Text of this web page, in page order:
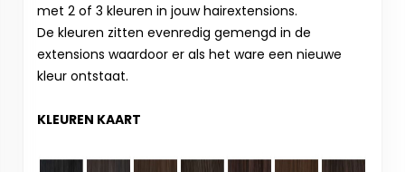
met 2 of 3 kleuren in jouw hairextensions.
De kleuren zitten evenredig gemengd in de
extensions waardoor er als het ware een nieuwe
kleur ontstaat.
KLEUREN KAART